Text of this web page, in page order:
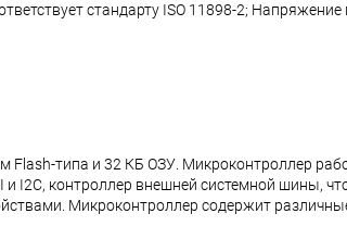
стандарту ISO 11898-2; Напряжение
типа и 32 КБ ОЗУ. Микроконтроллер
I2C, контроллер внешней системной шины,
Микроконтроллер содержит